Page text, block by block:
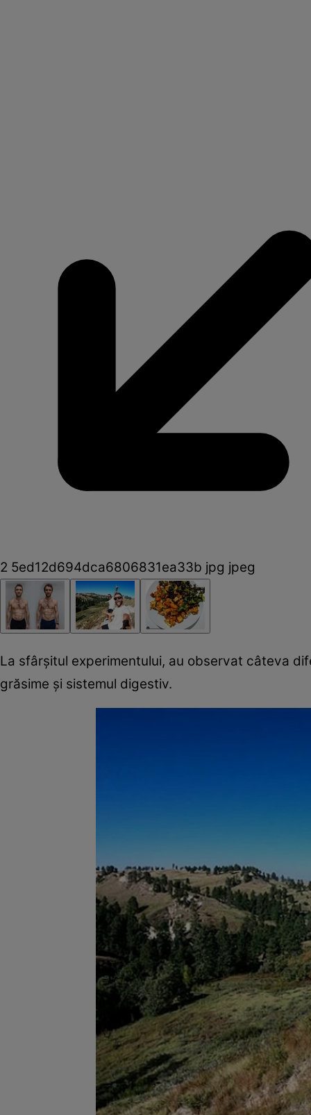
2 5ed12d694dca6806831ea33b jpg jpeg
La sfârşitul experimentului, au observat câteva
grăsime şi sistemul digestiv.